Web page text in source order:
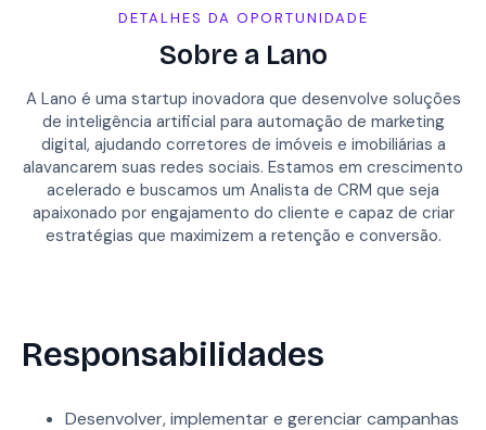
DETALHES DA OPORTUNIDADE
Sobre a Lano
A Lano é uma startup inovadora que desenvolve soluções
de inteligência artificial para automação de marketing
digital, ajudando corretores de imóveis e imobiliárias a
alavancarem suas redes sociais. Estamos em crescimento
acelerado e buscamos um Analista de CRM que seja
apaixonado por engajamento do cliente e capaz de criar
estratégias que maximizem a retenção e conversão.
Responsabilidades
Desenvolver, implementar e gerenciar campanhas